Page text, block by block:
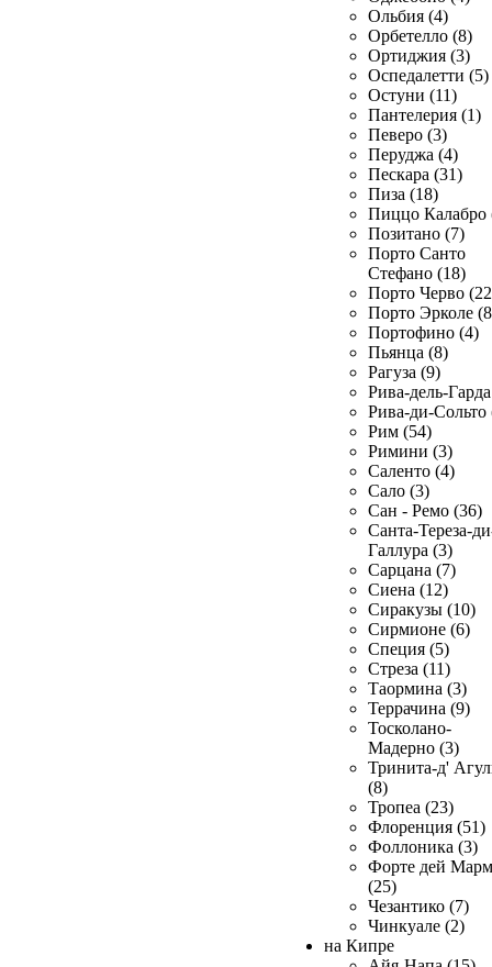
Ольбия (4)
Орбетелло (8)
Ортиджия (3)
Оспедалетти (5)
Остуни (11)
Пантелерия (1)
Певеро (3)
Перуджа (4)
Пескара (31)
Пиза (18)
Пиццо Калабро
Позитано (7)
Порто Санто
Стефано (18)
Порто Черво
Порто Эрколе
Портофино (4)
Пьянца (8)
Рагуза (9)
Рива-дель-
Рива-ди-Сольто
Рим (54)
Римини (3)
Саленто (4)
Сало (3)
Сан - Ремо (36)
Санта-Тереза-
Галлура (3)
Сарцана (7)
Сиена (12)
Сиракузы (10)
Сирмионе (6)
Специя (5)
Стреза (11)
Таормина (3)
Террачина (9)
Тосколано-
Мадерно (3)
Тринита-д'
(8)
Тропеа (23)
Флоренция (51)
Фоллоника (3)
Форте дей
(25)
Чезантико (7)
Чинкуале (2)
на Кипре